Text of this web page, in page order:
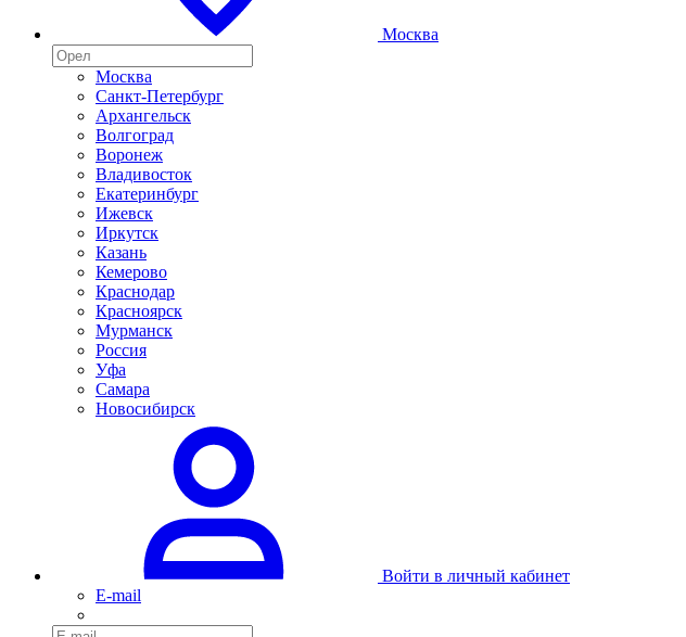
Москва
Москва
Санкт-Петербург
Архангельск
Волгоград
Воронеж
Владивосток
Екатеринбург
Ижевск
Иркутск
Казань
Кемерово
Краснодар
Красноярск
Мурманск
Россия
Уфа
Самара
Новосибирск
Войти в личный кабинет
E-mail